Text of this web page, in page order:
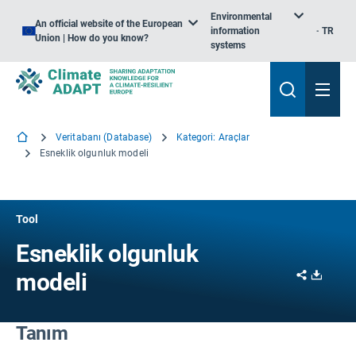
An official website of the European
Union | How do you know?
Environmental
information
systems
TR
Veritabanı (Database)
Kategori: Araçlar
Esneklik olgunluk modeli
Tool
Esneklik olgunluk
modeli
Share
Tanım